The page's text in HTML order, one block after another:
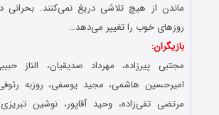
ماندن از هیچ تلاشی دریغ نمی‌کنند.
روزهای خوب را تغییر می‌دهد…
بازیگران:
مجتبی‌ پیرزاده، مهرداد صدیقیان، الناز
امیرحسین هاشمی، مجید یوسفی، روزبه
مرتضی تقی‌زاده، وحید آقاپور، نوشین